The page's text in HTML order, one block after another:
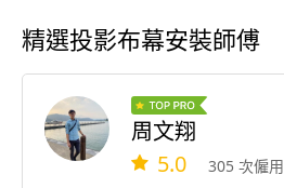
精選投影布幕安裝師傅
周文翔
5.0 305 次僱用